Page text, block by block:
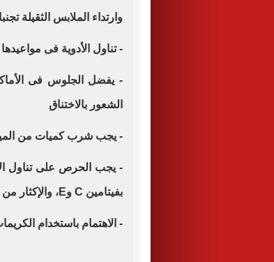
وارتداء الملابس الثقيلة
- تناول الأدوية فى
- يفضل الجلوس فى الأماكن
الشعور بالاختناق
- يجب شرب كميات من
- يجب الحرص على تناول
بفيتامين C وE، والإكثار من تناول الخضروات والفاكهة
- الاهتمام باستخدام